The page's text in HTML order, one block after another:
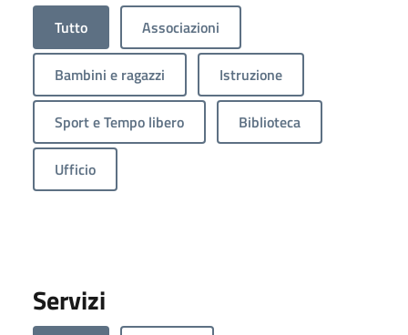
Tutto Associazioni
Bambini e ragazzi Istruzione
Sport e Tempo libero Biblioteca
Ufficio
Servizi